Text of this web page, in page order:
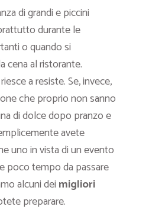
di grandi e piccini
durante le
o quando si
cena al ristorante.
a resiste. Se, invece,
che proprio non sanno
di dolce dopo pranzo e
avete
uno in vista di un evento
poco tempo da passare
alcuni dei migliori
preparare.